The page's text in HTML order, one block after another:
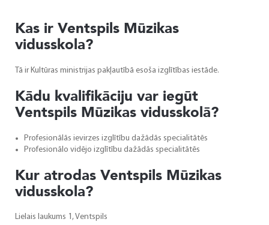
Kas ir Ventspils Mūzikas
vidusskola?
Tā ir Kultūras ministrijas pakļautībā esoša izglītības iestāde.
Kādu kvalifikāciju var iegūt
Ventspils Mūzikas vidusskolā?
Profesionālās ievirzes izglītību dažādās specialitātēs
Profesionālo vidējo izglītību dažādās specialitātēs
Kur atrodas Ventspils Mūzikas
vidusskola?
Lielais laukums 1, Ventspils